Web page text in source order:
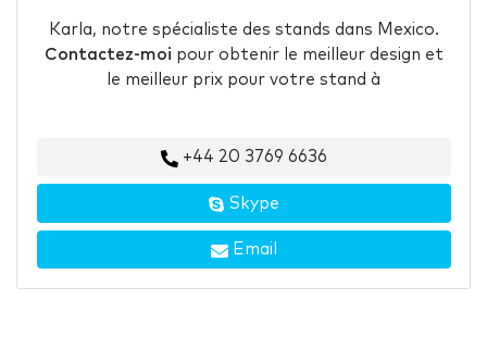
Karla, notre spécialiste des stands dans Mexico.
Contactez-moi pour obtenir le meilleur design et
le meilleur prix pour votre stand à
+44 20 3769 6636
Skype
Email